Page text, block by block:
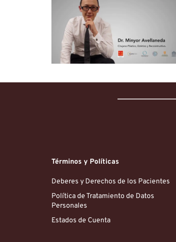
Términos y Políticas
Deberes y Derechos de los Pacientes
Política de Tratamiento de Datos
Personales
Estados de Cuenta